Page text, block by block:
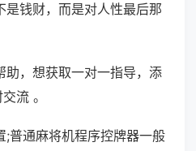
是钱财，而是对人性最后那
助，想获取一对一指导，添
流 。
;普通麻将机程序控牌器一般